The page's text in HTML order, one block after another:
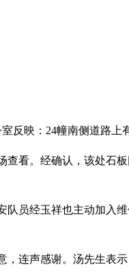
反映：24幢南侧道路
看。经确认，该处
员经玉祥也主动加入
连声感谢。汤先生表